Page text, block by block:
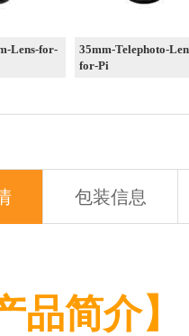
Lens-for-
35mm-Telephoto-
for-Pi
包装信息
品简介】